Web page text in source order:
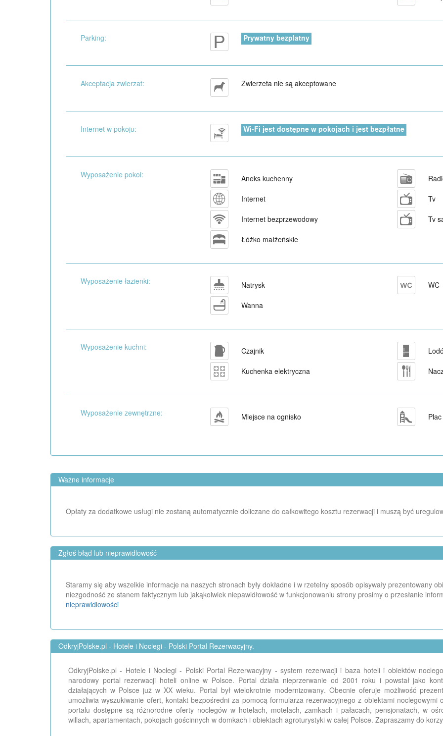
Parking: Prywatny bezplatny
Akceptacja zwierzat: Zwierzeta nie są akceptowane
Internet w pokoju: Wi-Fi jest dostępne w pokojach i jest bezpłatne
Wyposażenie pokoi: Aneks kuchenny
Internet
Internet bezprzewodowy
Łóżko małżeńskie
Tv
Tv
Wyposażenie łazienki: Natrysk
Wanna
WC
Wyposażenie kuchni: Czajnik
Kuchenka elektryczna
Wyposażenie zewnętrzne: Miejsce na ognisko
Ważne informacje
Opłaty za dodatkowe usługi nie zostaną automatycznie doliczane do całkowitego kosztu rezerwacji i muszą być
Zgłoś błąd lub nieprawidlowość
Staramy się aby wszelkie informacje na naszych stronach były dokładne i w rzetelny sposób opisywały prezentowany
niezgodność ze stanem faktycznym lub jakąkolwiek niepawidłowość w funkcjonowaniu strony prosimy o przesłanie
nieprawidlowości
OdkryjPolske.pl - Hotele i Noclegi - Polski Portal Rezerwacyjny.
OdkryjPolske.pl - Hotele i Noclegi - Polski Portal Rezerwacyjny - system rezerwacji i baza hoteli i obiektów
narodowy portal rezerwacji hoteli online w Polsce. Portal działa nieprzerwanie od 2001 roku i powstał jako
działających w Polsce już w XX wieku. Portal był wielokrotnie modernizowany. Obecnie oferuje możliwość
umożliwia wyszukiwanie ofert, kontakt bezpośredni za pomocą formularza rezerwacyjnego z obiektami
portalu dostępne są różnorodne oferty noclegów w hotelach, motelach, zamkach i pałacach, pensjonatach, w
willach, apartamentach, pokojach gościnnych w domkach i obiektach agroturystyki w całej Polsce. Zapraszamy do